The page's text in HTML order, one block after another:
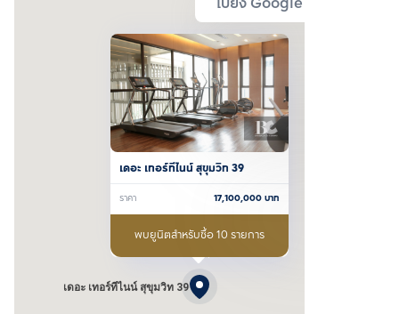
เดอะ เทอร์ทีไนน์ สุขุมวิท 39
เดอะ เทอร์ทีไนน์ สุขุมวิท 39
ราคา 17,100,000บาท
พบยูนิตสำหรับซื้อ 10 รายการ